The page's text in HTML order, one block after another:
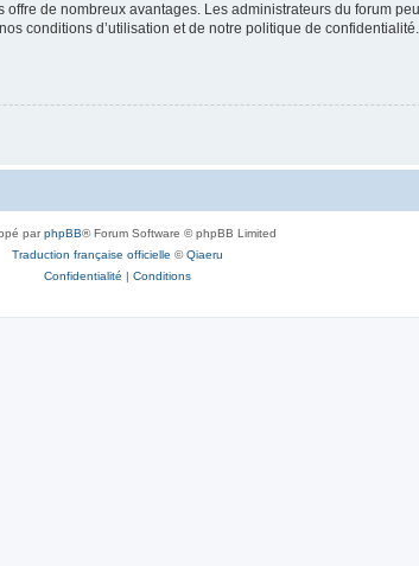
de nombreux avantages. Les administrateurs du forum
conditions d’utilisation et de notre politique de
parphpBB® Forum Software © phpBB Limited
Traduction française officielle ©Qiaeru
Confidentialité | Conditions